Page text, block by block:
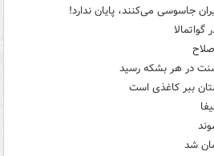
جاسوسی می‌کنند، پایان ندارد!
ببر کاغذی است